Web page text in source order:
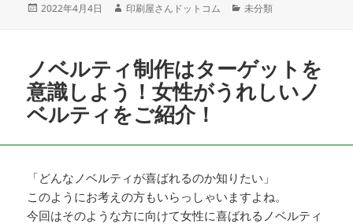
投
2022年4月4日
作
印刷屋さんドットコム
カ
ー
未分類
ノベルティ制作はターゲットを
意識しよう！女性がうれしいノ
ベルティをご紹介！
「どんなノベルティが喜ばれるのか知りたい」
このようにお考えの方もいらっしゃいますよね。
今回はそのような方に向けて女性に喜ばれるノベルティ